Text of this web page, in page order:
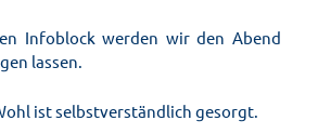
Infoblock werden wir den Abend
lassen.
ist selbstverständlich gesorgt.